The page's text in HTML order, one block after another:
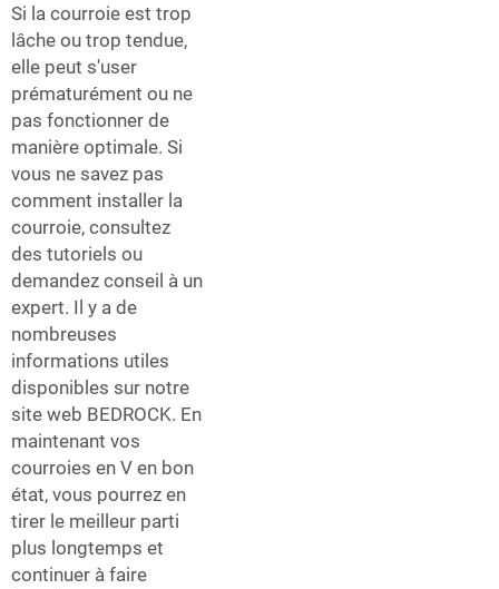
Si la courroie est trop
lâche ou trop tendue,
elle peut s'user
prématurément ou ne
pas fonctionner de
manière optimale. Si
vous ne savez pas
comment installer la
courroie, consultez
des tutoriels ou
demandez conseil à un
expert. Il y a de
nombreuses
informations utiles
disponibles sur notre
site web BEDROCK. En
maintenant vos
courroies en V en bon
état, vous pourrez en
tirer le meilleur parti
plus longtemps et
continuer à faire